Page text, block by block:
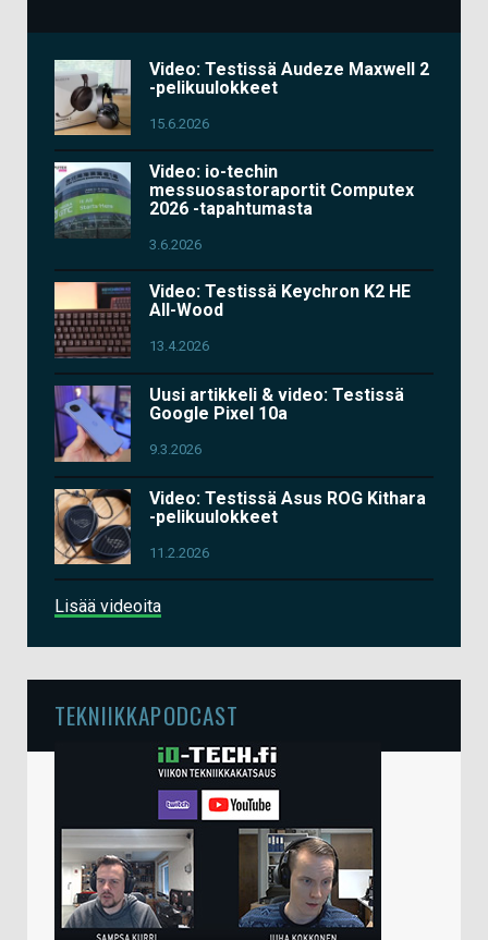
Video: Testissä Audeze Maxwell 2
-pelikuulokkeet
15.6.2026
Video: io-techin
messuosastoraportit Computex
2026 -tapahtumasta
3.6.2026
Video: Testissä Keychron K2 HE
All-Wood
13.4.2026
Uusi artikkeli & video: Testissä
Google Pixel 10a
9.3.2026
Video: Testissä Asus ROG Kithara
-pelikuulokkeet
11.2.2026
Lisää videoita
TEKNIIKKAPODCAST